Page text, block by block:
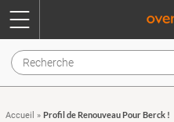
Accueil » Profil de Renouveau Pour Berck !